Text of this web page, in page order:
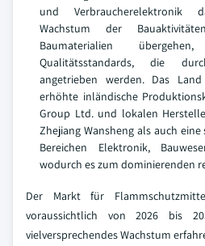
und Verbraucherelektronik
Wachstum der
Baumaterialien
Qualitätsstandards, die
angetrieben werden. Das
erhöhte inländische
Group Ltd. und lokalen
Zhejiang Wansheng als auch
Bereichen Elektronik,
wodurch es zum dominierenden
Der Markt für
voraussichtlich von 2026 bis
vielversprechendes Wachstum